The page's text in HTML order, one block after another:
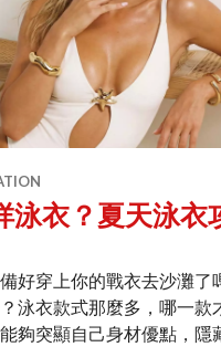
泳衣？夏天泳衣
好穿上你的戰衣去沙灘了
泳衣款式那麼多，哪一款
夠突顯自己身材優點，隱